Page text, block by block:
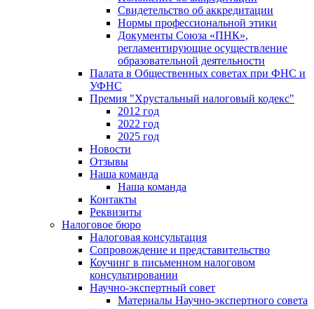
Свидетельство об аккредитации
Нормы профессиональной этики
Документы Союза «ПНК»,
регламентирующие осуществление
образовательной деятельности
Палата в Общественных советах при ФНС и
УФНС
Премия "Хрустальный налоговый кодекс"
2012 год
2022 год
2025 год
Новости
Отзывы
Наша команда
Наша команда
Контакты
Реквизиты
Налоговое бюро
Налоговая консультация
Cопровождение и представительство
Коучинг в письменном налоговом
консультировании
Научно-экспертный совет
Материалы Научно-экспертного совета